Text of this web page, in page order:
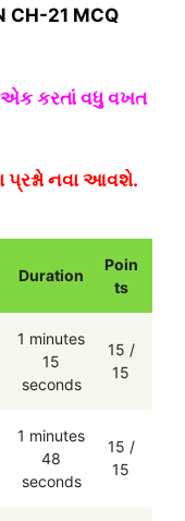
CH-21 MCQ
કરતાં વધુ વખત
નવા આવશે.
Duration
Poin
ts
1 minutes
15
seconds
15 /
15
1 minutes
48
seconds
15 /
15